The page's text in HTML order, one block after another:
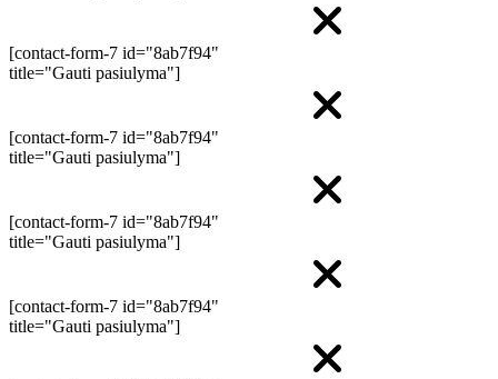
[contact-form-7 id="8ab7f94"
title="Gauti pasiulyma"]
[contact-form-7 id="8ab7f94"
title="Gauti pasiulyma"]
[contact-form-7 id="8ab7f94"
title="Gauti pasiulyma"]
[contact-form-7 id="8ab7f94"
title="Gauti pasiulyma"]